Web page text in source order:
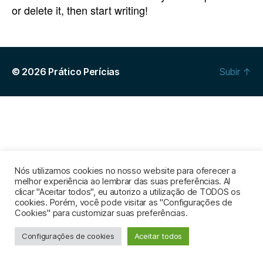
or delete it, then start writing!
© 2026 Prático Perícias Subir ↑
Nós utilizamos cookies no nosso website para oferecer a
melhor experiência ao lembrar das suas preferências. Al
clicar "Aceitar todos", eu autorizo a utilização de TODOS os
cookies. Porém, você pode visitar as "Configurações de
Cookies" para customizar suas preferências.
Configurações de cookies Aceitar todos